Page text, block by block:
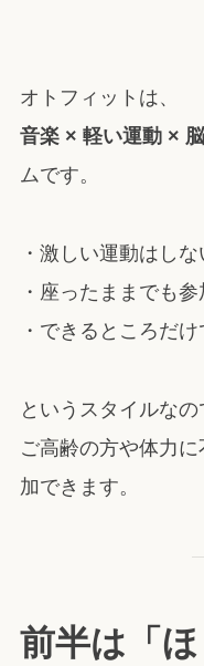
オトフィットは、
音楽 × 軽い運動 ×
ムです。
・激しい運動はしな
・座ったままでも
・できるところだ
というスタイルなの
ご高齢の方や体力
加できます。
前半は「